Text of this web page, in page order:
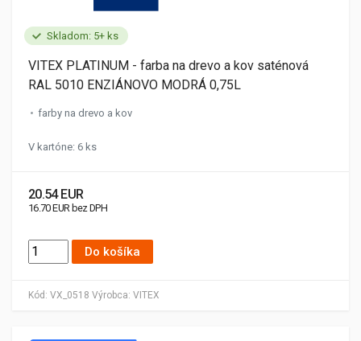
Skladom: 5+ ks
Kód: VX_0518 Výrobca: VITEX
VITEX PLATINUM - farba na drevo a kov saténová
RAL 5010 ENZIÁNOVO MODRÁ 0,75L
farby na drevo a kov
V kartóne: 6 ks
20.54 EUR
16.70 EUR bez DPH
Do košíka